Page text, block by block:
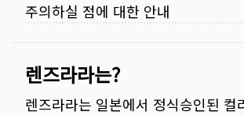
주의하실 점에 대한 안내
렌즈라라는?
렌즈라라는 일본에서 정식승인된 컬